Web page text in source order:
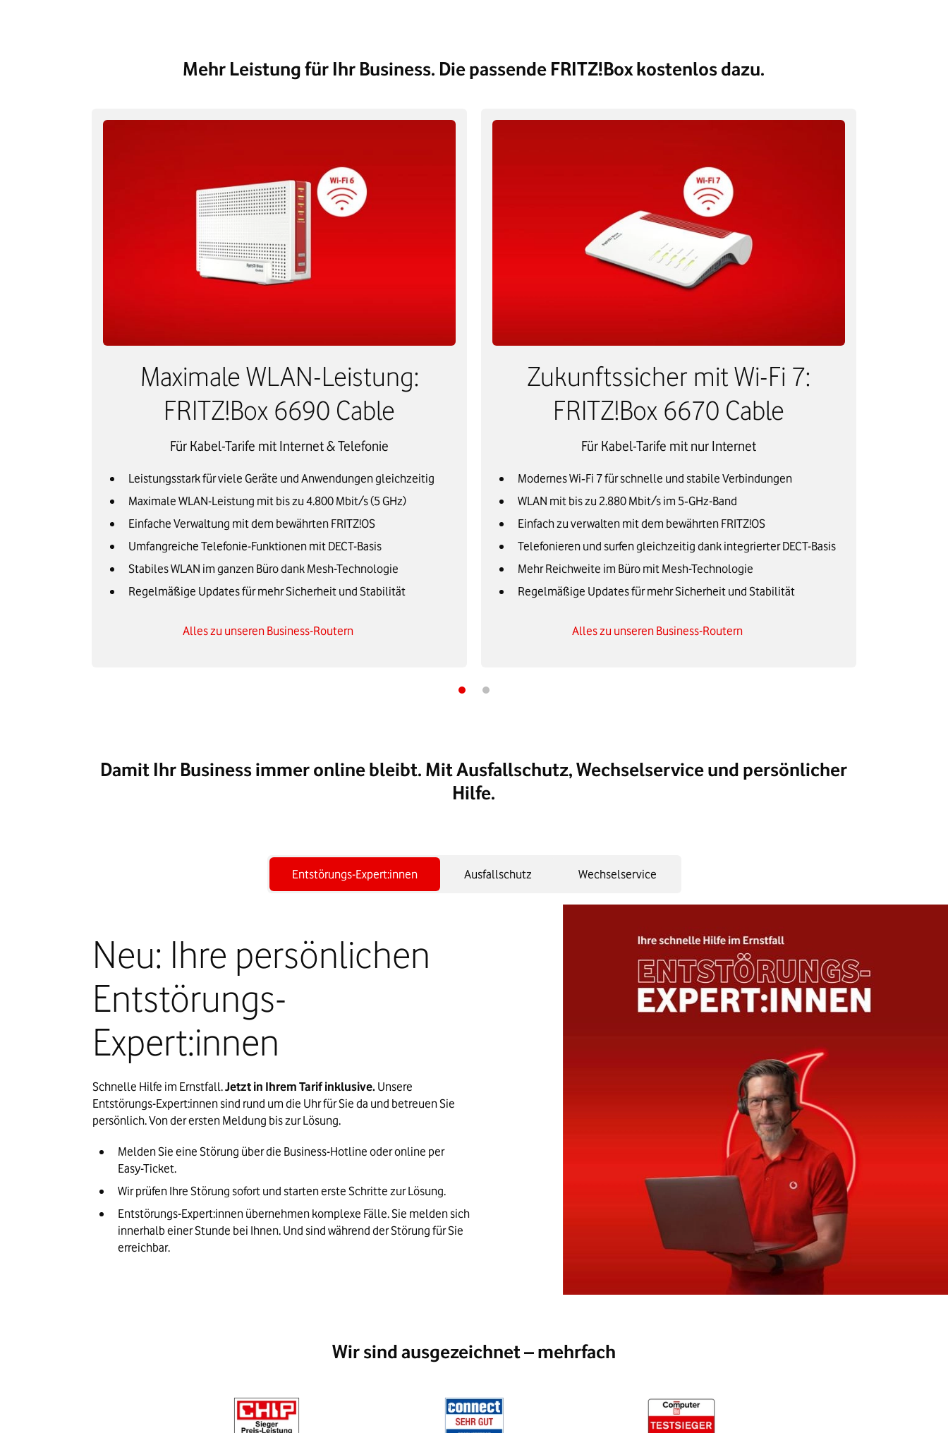
Mehr Leistung für Ihr Business. Die passende FRITZ!Box kostenlos dazu.
Maximale WLAN-Leistung:
FRITZ!Box 6690 Cable
Für Kabel-Tarife mit Internet & Telefonie
Leistungsstark für viele Geräte und Anwendungen gleichzeitig
Maximale WLAN-Leistung mit bis zu 4.800 Mbit/s (5 GHz)
Einfache Verwaltung mit dem bewährten FRITZ!OS
Umfangreiche Telefonie-Funktionen mit DECT-Basis
Stabiles WLAN im ganzen Büro dank Mesh-Technologie
Regelmäßige Updates für mehr Sicherheit und Stabilität
Alles zu unseren Business-Routern
Zukunftssicher mit Wi-Fi 7:
FRITZ!Box 6670 Cable
Für Kabel-Tarife mit nur Internet
Modernes Wi‑Fi 7 für schnelle und stabile Verbindungen
WLAN mit bis zu 2.880 Mbit/s im 5‑GHz-Band
Einfach zu verwalten mit dem bewährten FRITZ!OS
Telefonieren und surfen gleichzeitig dank integrierter DECT-Basis
Mehr Reichweite im Büro mit Mesh-Technologie
Regelmäßige Updates für mehr Sicherheit und Stabilität
Alles zu unseren Business-Routern
Damit Ihr Business immer online bleibt. Mit Ausfallschutz, Wechselservice und persönlicher
Hilfe.
Entstörungs-Expert:innen Ausfallschutz Wechselservice
Neu: Ihre persönlichen
Entstörungs-
Expert:innen
Schnelle Hilfe im Ernstfall. Jetzt in Ihrem Tarif inklusive. Unsere
Entstörungs-Expert:innen sind rund um die Uhr für Sie da und betreuen Sie
persönlich. Von der ersten Meldung bis zur Lösung.
Melden Sie eine Störung über die Business-Hotline oder online per
Easy-Ticket.
Wir prüfen Ihre Störung sofort und starten erste Schritte zur Lösung.
Entstörungs-Expert:innen übernehmen komplexe Fälle. Sie melden sich
innerhalb einer Stunde bei Ihnen. Und sind während der Störung für Sie
erreichbar.
Wir sind ausgezeichnet – mehrfach